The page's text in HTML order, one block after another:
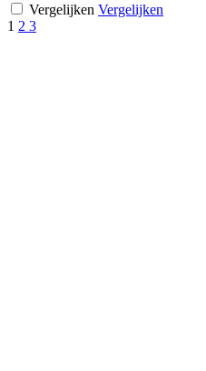
Vergelijken Vergelijken
1 2 3